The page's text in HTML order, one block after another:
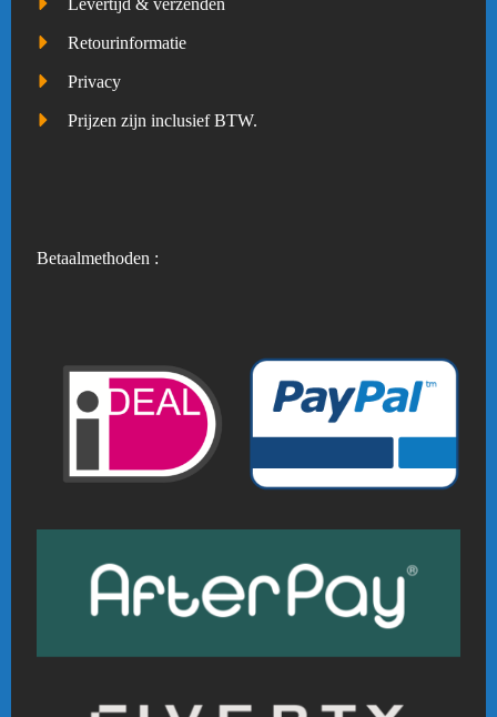
Levertijd & verzenden
Retourinformatie
Privacy
Prijzen zijn inclusief BTW.
Betaalmethoden :